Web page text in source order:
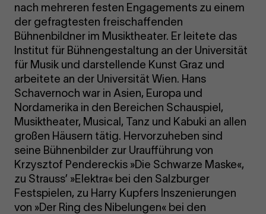
nach mehreren festen Engagements zu einem
der gefragtesten freischaffenden
Bühnenbildner im Musiktheater. Er leitete das
Institut für Bühnengestaltung an der Universität
für Musik und darstellende Kunst Graz und
arbeitete an der Universität Wien. Hans
Schavernoch war in Asien, Europa und
Nordamerika in den Bereichen Schauspiel,
Musiktheater, Musical, Tanz und Kabuki an allen
großen Häusern tätig. Hervorzuheben sind
seine Bühnenbilder zur Uraufführung von
Krzysztof Pendereckis »Die Schwarze Maske«,
zu Strauss’ »Elektra« bei den Salzburger
Festspielen, zu Harry Kupfers Inszenierungen
von »Der Ring des Nibelungen« bei den